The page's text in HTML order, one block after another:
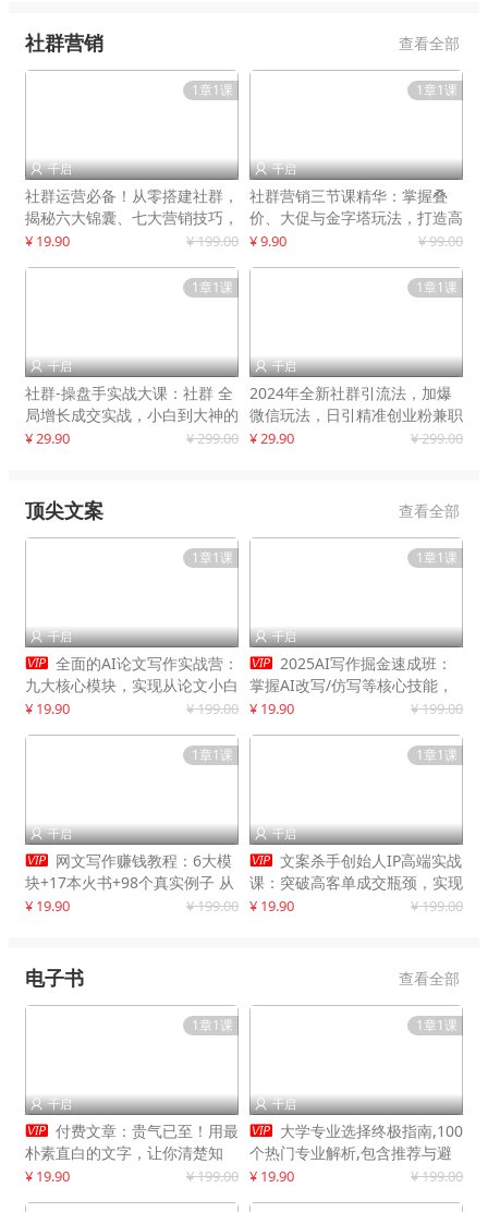
社群营销 查看全部
1章1课
 千启
社群运营必备！从零搭建社群，
揭秘六大锦囊、七大营销技巧，
打造火爆社群
¥ 19.90 ¥ 199.00
1章1课
 千启
社群营销三节课精华：掌握叠
价、大促与金字塔玩法，打造高
效营销体系
¥ 9.90 ¥ 99.00
1章1课
 千启
社群-操盘手实战大课：社群 全
局增长成交实战，小白到大神的
进阶之路
¥ 29.90 ¥ 299.00
1章1课
 千启
2024年全新社群引流法，加爆
微信玩法，日引精准创业粉兼职
粉200+
¥ 29.90 ¥ 299.00
顶尖文案 查看全部
1章1课
 千启
 全面的AI论文写作实战营：
九大核心模块，实现从论文小白
到高效产出的跨越
¥ 19.90 ¥ 199.00
1章1课
 千启
 2025AI写作掘金速成班：
掌握AI改写/仿写等核心技能，
实现单篇文案变现500+
¥ 19.90 ¥ 199.00
1章1课
 千启
 网文写作赚钱教程：6大模
块+17本火书+98个真实例子 从
入门到精通实战方法
¥ 19.90 ¥ 199.00
1章1课
 千启
 文案杀手创始人IP高端实战
课：突破高客单成交瓶颈，实现
IP商业价值最大化
¥ 19.90 ¥ 199.00
电子书 查看全部
1章1课
 千启
 付费文章：贵气已至！用最
朴素直白的文字，让你清楚知
道，该如何接住这一次时代的泼
¥ 19.90 ¥ 199.00
1章1课
 千启
 大学专业选择终极指南,100
个热门专业解析,包含推荐与避
雷实用建议
¥ 19.90 ¥ 199.00